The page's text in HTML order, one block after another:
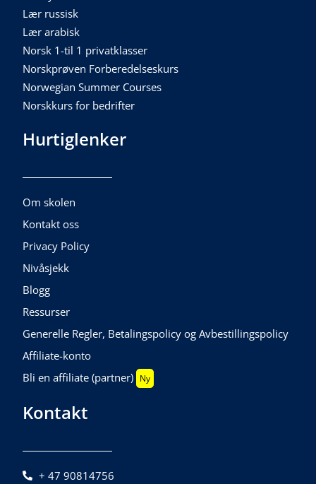
Lær russisk
Lær arabisk
Norsk 1-til 1 privatklasser
Norskprøven Forberedelseskurs
Norwegian Summer Courses
Norskkurs for bedrifter
Hurtiglenker
Om skolen
Kontakt oss
Privacy Policy
Nivåsjekk
Blogg
Ressurser
Generelle Regler, Betalingspolicy og Avbestillingspolicy
Affiliate-konto
Bli en affiliate (partner) Ny
Kontakt
+ 47 90814756